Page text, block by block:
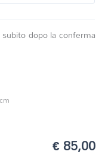
dopo la conferma
€ 85,00